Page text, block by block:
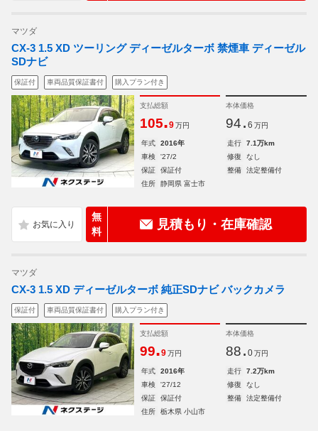
マツダ
CX-3 1.5 XD ツーリング ディーゼルターボ 禁煙車 ディーゼル
SDナビ
保証付 車両品質保証書付 購入プラン付き
支払総額
105.9 万円
本体価格
94. 6 万円
年式 2016年 走行
7.1万km
車検
'27/2 修復
なし
保証
保証付 整備
法定整備付
住所
静岡県 富士市
無
料
見積もり・在庫確認
マツダ
CX-3 1.5 XD ディーゼルターボ 純正SDナビ バックカメラ
保証付 車両品質保証書付 購入プラン付き
支払総額
99.9 万円
本体価格
88. 0 万円
年式 2016年 走行
7.2万km
車検
'27/12 修復
なし
保証
保証付 整備
法定整備付
住所
栃木県 小山市